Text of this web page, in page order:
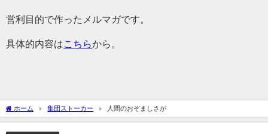
営利目的で作ったメルマガです。
具体的内容は こちらから。
ホーム 集団ストーカー 人間のおぞましさが